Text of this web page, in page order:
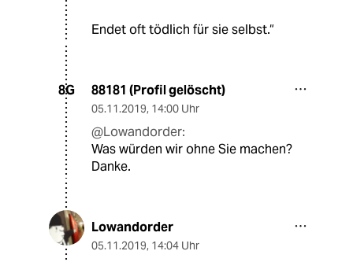
Endet oft tödlich für sie selbst.“
8G 88181 (Profil gelöscht)
05.11.2019, 14:00 Uhr
@Lowandorder:
Was würden wir ohne Sie machen?
Danke.
Lowandorder
05.11.2019, 14:04 Uhr